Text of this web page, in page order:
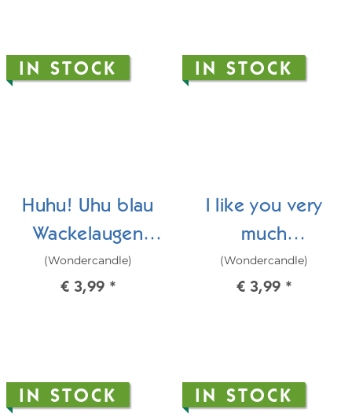
IN STOCK
Huhu! Uhu blau
Wackelaugen
Tiere Mini
Wondercard
(Wondercandle)
€ 3,99 *
IN STOCK
I like you very
much
Eichhörnchen
grün
Wondercard
(Wondercandle)
€ 3,99 *
IN STOCK IN STOCK